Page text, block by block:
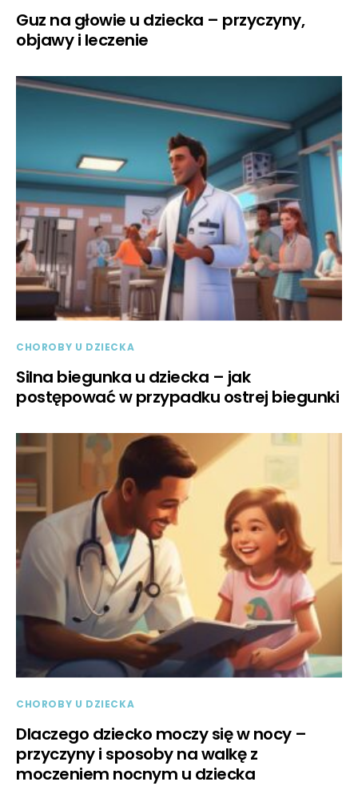
Guz na głowie u dziecka – przyczyny,
objawy i leczenie
CHOROBY U DZIECKA
Silna biegunka u dziecka – jak
postępować w przypadku ostrej biegunki
CHOROBY U DZIECKA
Dlaczego dziecko moczy się w nocy –
przyczyny i sposoby na walkę z
moczeniem nocnym u dziecka